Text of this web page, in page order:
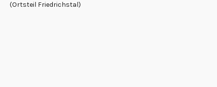
(Ortsteil Friedrichstal)